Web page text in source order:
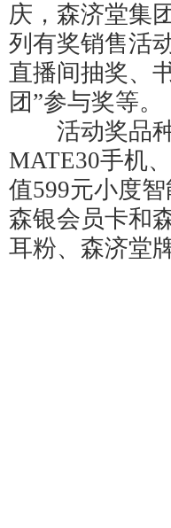
庆，森济堂集
列有奖销售活
直播间抽奖、
团”参与奖等。
活动奖品种
MATE30手机
值599元小度
森银会员卡和
耳粉、森济堂